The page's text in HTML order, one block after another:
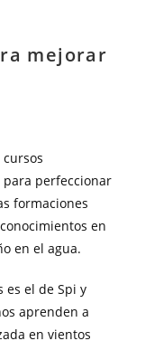
mejorar
para perfeccionar
formaciones
en
en el agua.
es el de Spi y
aprenden a
en vientos